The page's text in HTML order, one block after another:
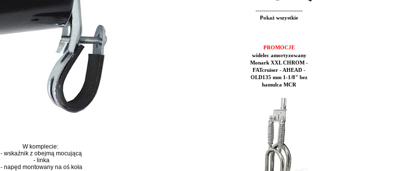
W komplecie:
- wskaźnik z obejmą mocującą
- linka
- napęd montowany na oś koła
------------------------
Pokaż wszystkie
PROMOCJE
widelec amortyzowany
Monark XXL CHROM -
FATcruiser - AHEAD -
OLD135 mm 1-1/8" bez
hamulca MCR